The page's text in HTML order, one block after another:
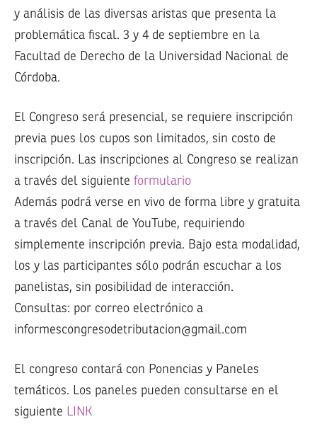
y análisis de las diversas aristas que presenta la
problemática fiscal. 3 y 4 de septiembre en la
Facultad de Derecho de la Universidad Nacional de
Córdoba.
El Congreso será presencial, se requiere inscripción
previa pues los cupos son limitados, sin costo de
inscripción. Las inscripciones al Congreso se realizan
a través del siguiente formulario
Además podrá verse en vivo de forma libre y gratuita
a través del Canal de YouTube, requiriendo
simplemente inscripción previa. Bajo esta modalidad,
los y las participantes sólo podrán escuchar a los
panelistas, sin posibilidad de interacción.
Consultas: por correo electrónico a
informescongresodetributacion@gmail.com
El congreso contará con Ponencias y Paneles
temáticos. Los paneles pueden consultarse en el
siguiente LINK